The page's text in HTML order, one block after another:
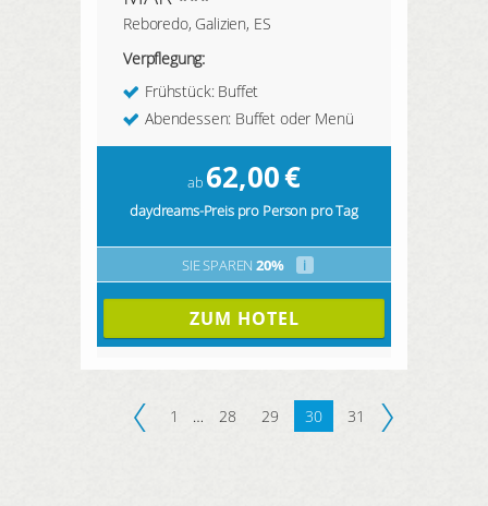
Reboredo, Galizien, ES
Verpflegung:
Frühstück: Buffet
Abendessen: Buffet oder Menü
ab 62,00€
daydreams-Preis pro Person pro Tag
SIE SPAREN 20% i
ZUM HOTEL
1 … 28 29 30 31